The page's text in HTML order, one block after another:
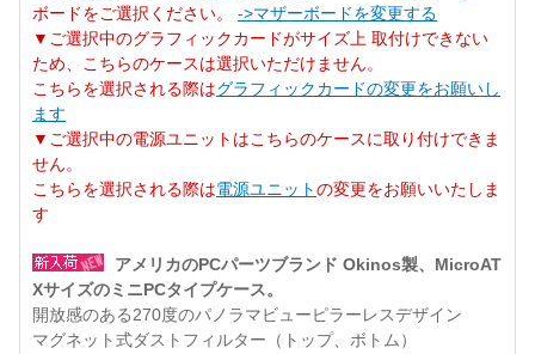
ボードをご選択ください。 ->マザーボードを変更する
▼ご選択中のグラフィックカードがサイズ上 取付けできない
ため、こちらのケースは選択いただけません。
こちらを選択される際はグラフィックカードの変更をお願いし
ます
▼ご選択中の電源ユニットはこちらのケースに取り付けできま
せん。
こちらを選択される際は電源ユニットの変更をお願いいたしま
す
アメリカのPCパーツブランド Okinos製、MicroAT
XサイズのミニPCタイプケース。
開放感のある270度のパノラマビューピラーレスデザイン
マグネット式ダストフィルター（トップ、ボトム）